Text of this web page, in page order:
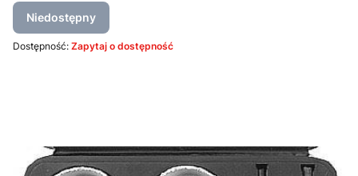
Niedostępny
Dostępność: Zapytaj o dostępność